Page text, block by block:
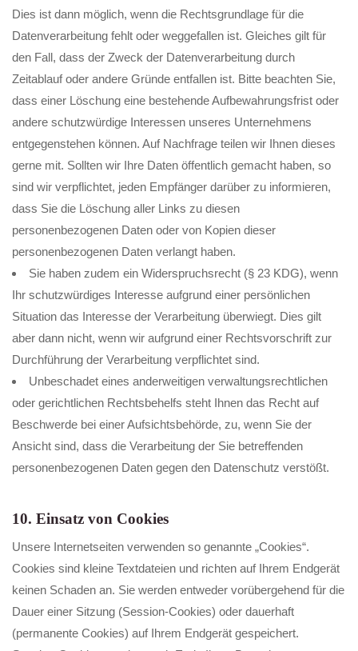
Dies ist dann möglich, wenn die Rechtsgrundlage für die
Datenverarbeitung fehlt oder weggefallen ist. Gleiches gilt für
den Fall, dass der Zweck der Datenverarbeitung durch
Zeitablauf oder andere Gründe entfallen ist. Bitte beachten Sie,
dass einer Löschung eine bestehende Aufbewahrungsfrist oder
andere schutzwürdige Interessen unseres Unternehmens
entgegenstehen können. Auf Nachfrage teilen wir Ihnen dieses
gerne mit. Sollten wir Ihre Daten öffentlich gemacht haben, so
sind wir verpflichtet, jeden Empfänger darüber zu informieren,
dass Sie die Löschung aller Links zu diesen
personenbezogenen Daten oder von Kopien dieser
personenbezogenen Daten verlangt haben.
Sie haben zudem ein Widerspruchsrecht (§ 23 KDG), wenn
Ihr schutzwürdiges Interesse aufgrund einer persönlichen
Situation das Interesse der Verarbeitung überwiegt. Dies gilt
aber dann nicht, wenn wir aufgrund einer Rechtsvorschrift zur
Durchführung der Verarbeitung verpflichtet sind.
Unbeschadet eines anderweitigen verwaltungsrechtlichen
oder gerichtlichen Rechtsbehelfs steht Ihnen das Recht auf
Beschwerde bei einer Aufsichtsbehörde, zu, wenn Sie der
Ansicht sind, dass die Verarbeitung der Sie betreffenden
personenbezogenen Daten gegen den Datenschutz verstößt.
10. Einsatz von Cookies
Unsere Internetseiten verwenden so genannte „Cookies“.
Cookies sind kleine Textdateien und richten auf Ihrem Endgerät
keinen Schaden an. Sie werden entweder vorübergehend für die
Dauer einer Sitzung (Session-Cookies) oder dauerhaft
(permanente Cookies) auf Ihrem Endgerät gespeichert.